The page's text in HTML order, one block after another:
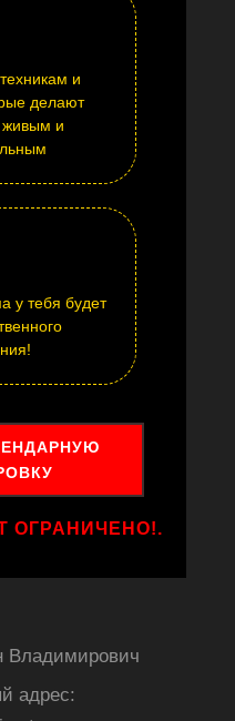
и
делают
живым и
у тебя будет
ОГРАНИЧЕНО!.
Владимирович
адрес: